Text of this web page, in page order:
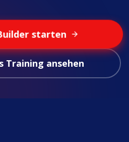
starten
Training ansehen